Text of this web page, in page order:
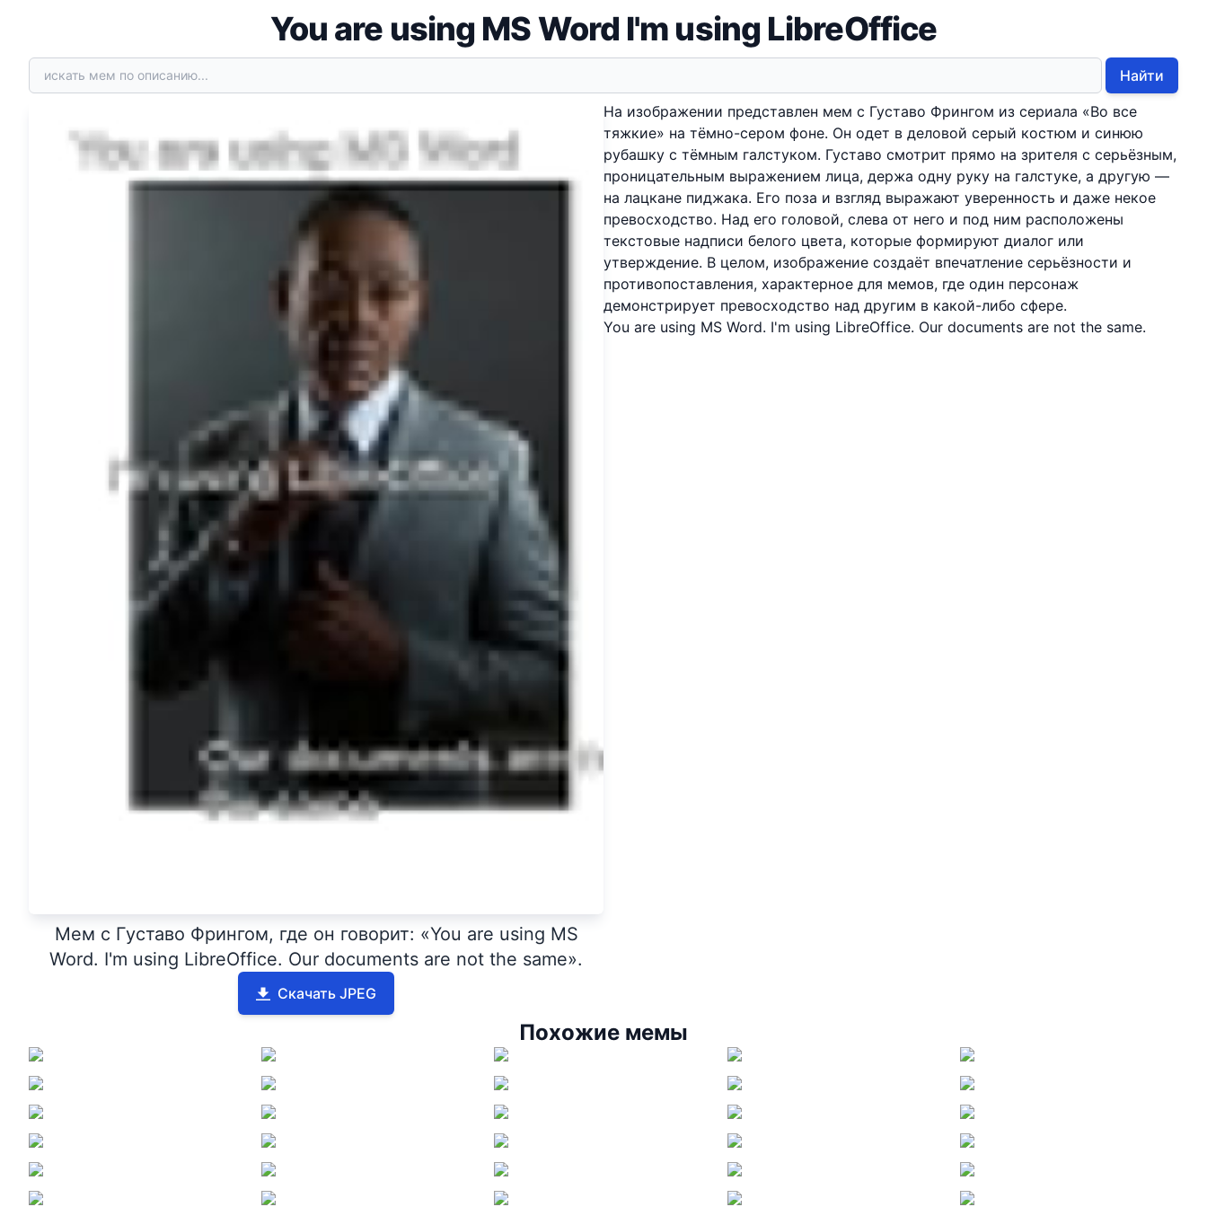
You are using MS Word I'm using LibreOffice
Найти
Мем с Густаво Фрингом, где он говорит: «You are using MS
Word. I'm using LibreOffice. Our documents are not the same».
Скачать JPEG
На изображении представлен мем с Густаво Фрингом из сериала «Во все
тяжкие» на тёмно-сером фоне. Он одет в деловой серый костюм и синюю
рубашку с тёмным галстуком. Густаво смотрит прямо на зрителя с серьёзным,
проницательным выражением лица, держа одну руку на галстуке, а другую —
на лацкане пиджака. Его поза и взгляд выражают уверенность и даже некое
превосходство. Над его головой, слева от него и под ним расположены
текстовые надписи белого цвета, которые формируют диалог или
утверждение. В целом, изображение создаёт впечатление серьёзности и
противопоставления, характерное для мемов, где один персонаж
демонстрирует превосходство над другим в какой-либо сфере.
You are using MS Word. I'm using LibreOffice. Our documents are not the same.
Похожие мемы